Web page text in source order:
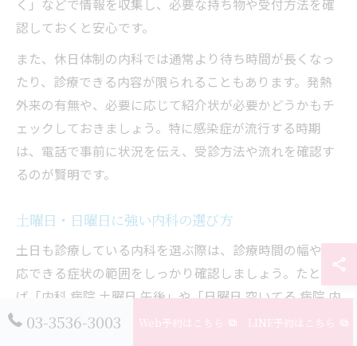
く」などで情報を収集し、必要な持ち物や受付方法を確
認しておくと安心です。
また、休日体制の内科では通常より待ち時間が長くなっ
たり、診療できる内容が限られることもあります。発熱
外来の有無や、必要に応じて紹介状が必要かどうかもチ
ェックしておきましょう。特に感染症が流行する時期
は、電話で事前に状況を伝え、受診方法や流れを確認す
るのが賢明です。
土曜日・日曜日に強い内科の選び方
土日も診療している内科を選ぶ際は、診療時間の幅や対
応できる症状の範囲をしっかり確認しましょう。たとえ
ば「内科 病院 土曜日 午後」や「日曜日 空いてる 病院 内
科」などで検索し、午後も診療しているか、発熱や感染
03-3536-3003 Web予約はこちら LINE予約はこちら